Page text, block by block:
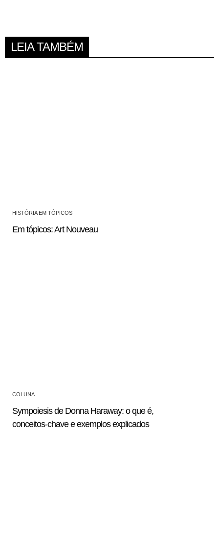
LEIA TAMBÉM
HISTÓRIA EM TÓPICOS
Em tópicos: Art Nouveau
COLUNA
Sympoiesis de Donna Haraway: o que é,
conceitos-chave e exemplos explicados